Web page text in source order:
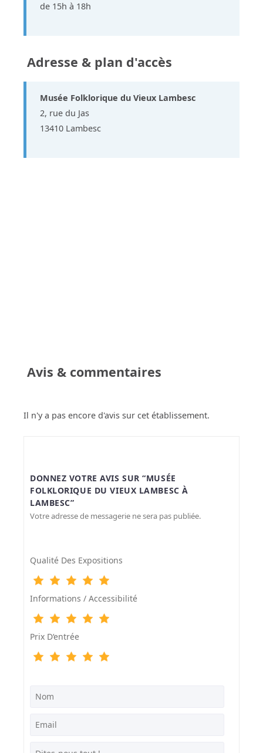
de 15h à 18h
Adresse & plan d'accès
Musée Folklorique du Vieux Lambesc
2, rue du Jas
13410 Lambesc
Avis & commentaires
Il n'y a pas encore d'avis sur cet établissement.
DONNEZ VOTRE AVIS SUR “MUSÉE
FOLKLORIQUE DU VIEUX LAMBESC À
LAMBESC”
Votre adresse de messagerie ne sera pas publiée.
Qualité Des Expositions
Informations / Accessibilité
Prix D‘entrée